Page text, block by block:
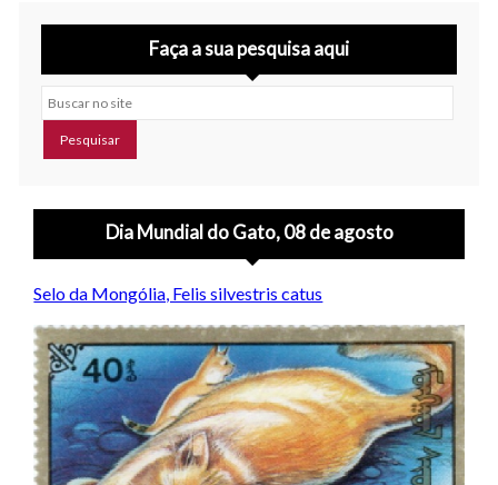
Faça a sua pesquisa aqui
Buscar no site
Dia Mundial do Gato, 08 de agosto
Selo da Mongólia, Felis silvestris catus